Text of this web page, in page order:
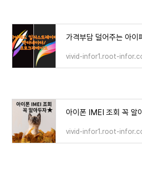
vivid-infor1.root-
아이폰 IMEI 조회 꼭 알
vivid-infor1.root-